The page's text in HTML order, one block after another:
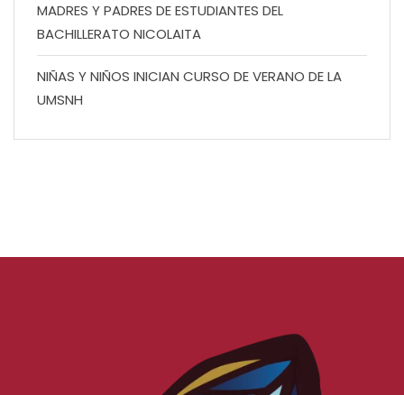
MADRES Y PADRES DE ESTUDIANTES DEL
BACHILLERATO NICOLAITA
NIÑAS Y NIÑOS INICIAN CURSO DE VERANO DE LA
UMSNH